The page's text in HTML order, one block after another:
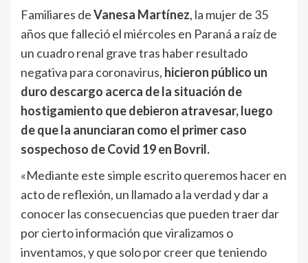
Familiares deVanesa Martínez, la mujer de 35
años que falleció el miércoles en Paraná a raíz de
un cuadro renal grave tras haber resultado
negativa para coronavirus, hicieron público un
duro descargo acerca de la situación de
hostigamiento que debieron atravesar, luego
de que la anunciaran como el primer caso
sospechoso de Covid 19 en Bovril.
«Mediante este simple escrito queremos hacer en
acto de reflexión, un llamado a la verdad y dar a
conocer las consecuencias que pueden traer dar
por cierto información que viralizamos o
inventamos, y que solo por creer que teniendo